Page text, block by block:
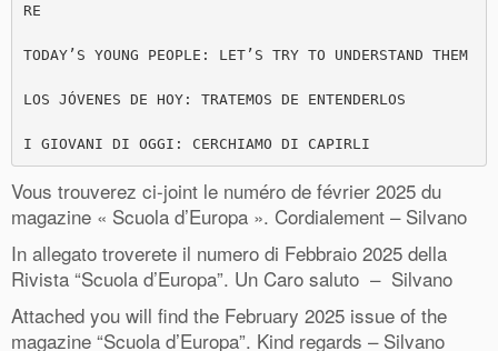
RE
TODAY’S YOUNG PEOPLE: LET’S TRY TO UNDERSTAND THEM
LOS JÓVENES DE HOY: TRATEMOS DE ENTENDERLOS
I GIOVANI DI OGGI: CERCHIAMO DI CAPIRLI
Vous trouverez ci-joint le numéro de février 2025 du
magazine « Scuola d’Europa ». Cordialement – Silvano
In allegato troverete il numero di Febbraio 2025 della
Rivista “Scuola d’Europa”. Un Caro saluto – Silvano
Attached you will find the February 2025 issue of the
magazine “Scuola d’Europa”. Kind regards – Silvano